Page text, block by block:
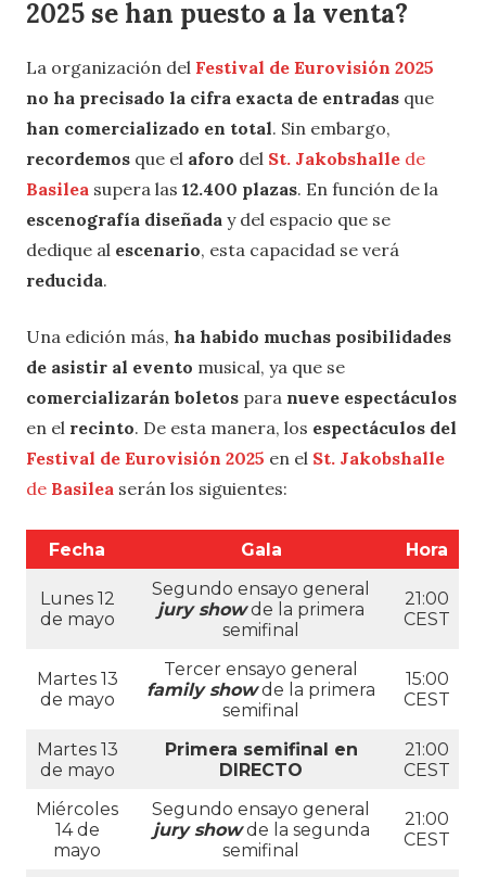
2025 se han puesto a la venta?
La organización del Festival de Eurovisión 2025
no ha precisado la cifra exacta de entradas que
han comercializado en total. Sin embargo,
recordemos que el aforo del St. Jakobshalle de
Basilea supera las 12.400 plazas. En función de la
escenografía diseñada y del espacio que se
dedique al escenario, esta capacidad se verá
reducida.
Una edición más, ha habido muchas posibilidades
de asistir al evento musical, ya que se
comercializarán boletos para nueve espectáculos
en el recinto. De esta manera, los espectáculos del
Festival de Eurovisión 2025 en el St. Jakobshalle
de Basilea serán los siguientes:
Fecha Gala Hora
Lunes 12
de mayo
Segundo ensayo general
jury showde la primera
semifinal
21:00
CEST
Martes 13
de mayo
Tercer ensayo general
family showde la primera
semifinal
15:00
CEST
Martes 13
de mayo
Primera semifinal en
DIRECTO
21:00
CEST
Miércoles
14 de
mayo
Segundo ensayo general
jury showde la segunda
semifinal
21:00
CEST